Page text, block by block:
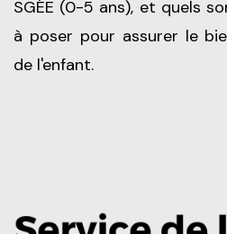
SGÉE (0-5 ans), et quels
à poser pour assurer le
de l'enfant.